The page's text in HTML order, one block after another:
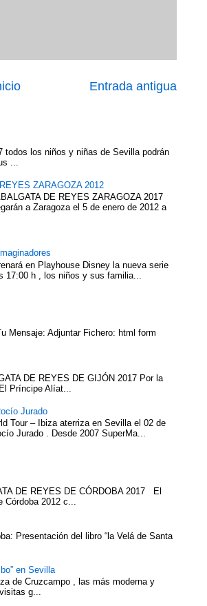
Entrada antigua
los niños y niñas de Sevilla podrán
...
ZARAGOZA 2012
DE REYES ZARAGOZA 2017
a Zaragoza el 5 de enero de 2012 a
en Playhouse Disney la nueva serie
17:00 h , los niños y sus familia...
Mensaje: Adjuntar Fichero: html form
DE REYES DE GIJÓN 2017 Por la
Príncipe Alíat...
Jurado
Tour – Ibiza aterriza en Sevilla el 02 de
Jurado . Desde 2007 SuperMa...
DE REYES DE CÓRDOBA 2017 El
2012 c...
Presentación del libro “la Velá de Santa
en Sevilla
de Cruzcampo , las más moderna y
g...